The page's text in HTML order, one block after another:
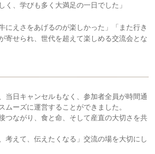
く、学びも多く大満足の一日でした」
にえさをあげるのが楽しかった」「また行き
寄せられ、世代を超えて楽しめる交流会とな
当日キャンセルもなく、参加者全員が時間通
ムーズに運営することができました。
つながり、食と命、そして産直の大切さを共
考えて、伝えたくなる」交流の場を大切にし